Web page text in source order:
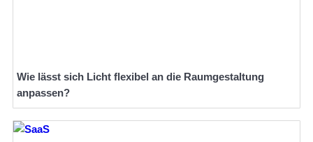
Wie lässt sich Licht flexibel an die Raumgestaltung
anpassen?